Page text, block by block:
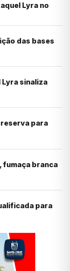
Lyra no
das bases
Lyra sinaliza
para
fumaça branca
para